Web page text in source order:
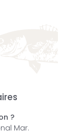
?
Mar.